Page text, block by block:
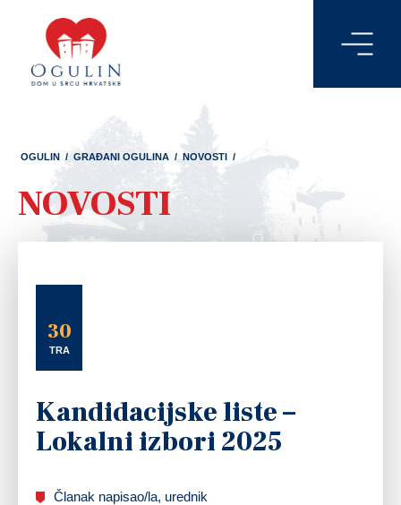
OGULIN / GRAĐANI OGULINA / NOVOSTI /
NOVOSTI
30
TRA
Kandidacijske liste –
Lokalni izbori 2025
Članak napisao/la, urednik